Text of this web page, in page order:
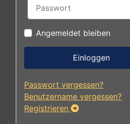
Angemeldet bleiben
Einloggen
Passwort vergessen?
Benutzername vergessen?
Registrieren